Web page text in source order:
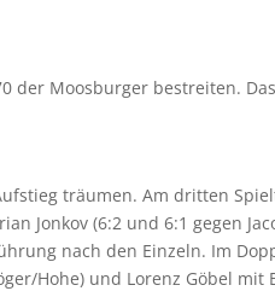
der Moosburger bestreiten.
träumen. Am dritten
Jonkov (6:2 und 6:1 gegen
nach den Einzeln. Im
Hohe) und Lorenz Göbel